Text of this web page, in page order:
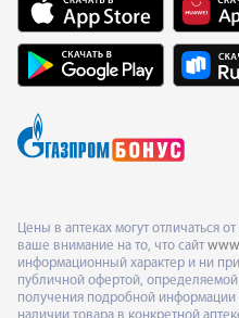
Цены в аптеках могут отличаться
ваше внимание на то, что сайт
информационный характер и ни
публичной офертой,
получения подробной